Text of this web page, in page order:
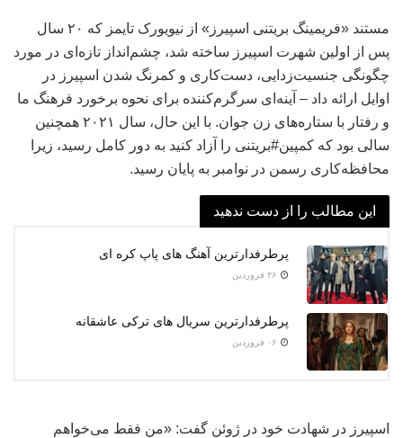
مستند «فریمینگ بریتنی اسپیرز» از نیویورک تایمز که ۲۰ سال
پس از اولین شهرت اسپیرز ساخته شد، چشم‌انداز تازه‌ای در مورد
چگونگی جنسیت‌زدایی، دست‌کاری و کمرنگ شدن اسپیرز در
اوایل ارائه داد – آینه‌ای سرگرم‌کننده برای نحوه برخورد فرهنگ ما
و رفتار با ستاره‌های زن جوان. با این حال، سال ۲۰۲۱ همچنین
سالی بود که کمپین#بریتنی را آزاد کنید به دور کامل رسید، زیرا
محافظه‌کاری رسمن در نوامبر به پایان رسید.
این مطالب را از دست ندهید
پرطرفدارترین آهنگ های پاپ کره ای
پرطرفدارترین سریال های ترکی عاشقانه
اسپیرز در شهادت خود در ژوئن گفت: «من فقط می‌خواهم